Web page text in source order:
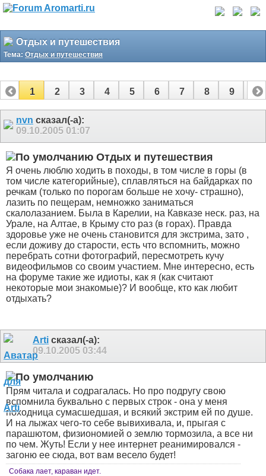
Отдых и путешествия
Тема: Отдых и путешествия
1 2 3 4 5 6 7 8 9 10
nvn сказал(-а):
09.10.2005 01:07
Отдых и путешествия
Я очень люблю ходить в походы, в том числе в горы (в
том числе категорийные), сплавляться на байдарках по
речкам (только по порогам больше не хочу- страшно),
лазить по пещерам, немножко заниматься
скалолазанием. Была в Карелии, на Кавказе неск. раз, на
Урале, на Алтае, в Крыму сто раз (в горах). Правда
здоровье уже не очень становится для экстрима, зато ,
если доживу до старости, есть что вспомнить, можно
перебрать сотни фотографий, пересмотреть кучу
видеофильмов со своим участием. Мне интересно, есть
на форуме такие же идиоты, как я (как считают
некоторые мои знакомые)? И вообще, кто как любит
отдыхать?
Arti сказал(-а):
09.10.2005 03:44
Прям читала и содрагалась. Но про подругу свою
вспомнила буквально с первых строк - она у меня
походница сумасшедшая, и всякий экстрим ей по душе.
И на лыжах чего-то себе вывихивала, и, прыгая с
парашютом, физиономией о землю тормозила, а все ни
по чем. Жуть! Если у нее интернет реанимировался -
загоню ее сюда, вот вам весело будет!
Собака лает, караван идет.